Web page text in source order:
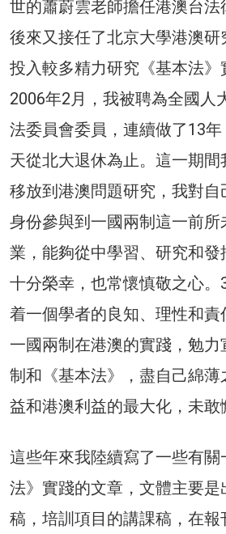
世的蕭蔚雲老師擔任港澳台法
後來又接任了北京大學港澳
投入較多精力研究《基本法》
2006年2月，我被聘為全國人
法委員會委員，連續做了13
天從北大退休為止。這一期
移放到港澳問題研究，我對
身份參與到一國兩制這一前
業，能夠從中學習、研究和發
十分榮幸，也常懷慎敬之心
着一個學者的良知、理性和
一國兩制在港澳的實踐，勉
制和《基本法》，盡自己綿薄
益和港澳利益的最大化，未敢
這些年來我陸續寫了一些有
法》實踐的文章，文體主要是
稿，培訓項目的講課稿，在